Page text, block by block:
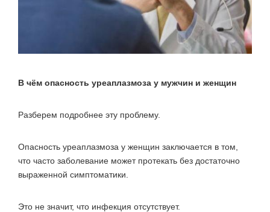
В чём опасность уреаплазмоза у мужчин и женщин
Разберем подробнее эту проблему.
Опасность уреаплазмоза у женщин заключается в том,
что часто заболевание может протекать без достаточно
выраженной симптоматики.
Это не значит, что инфекция отсутствует.